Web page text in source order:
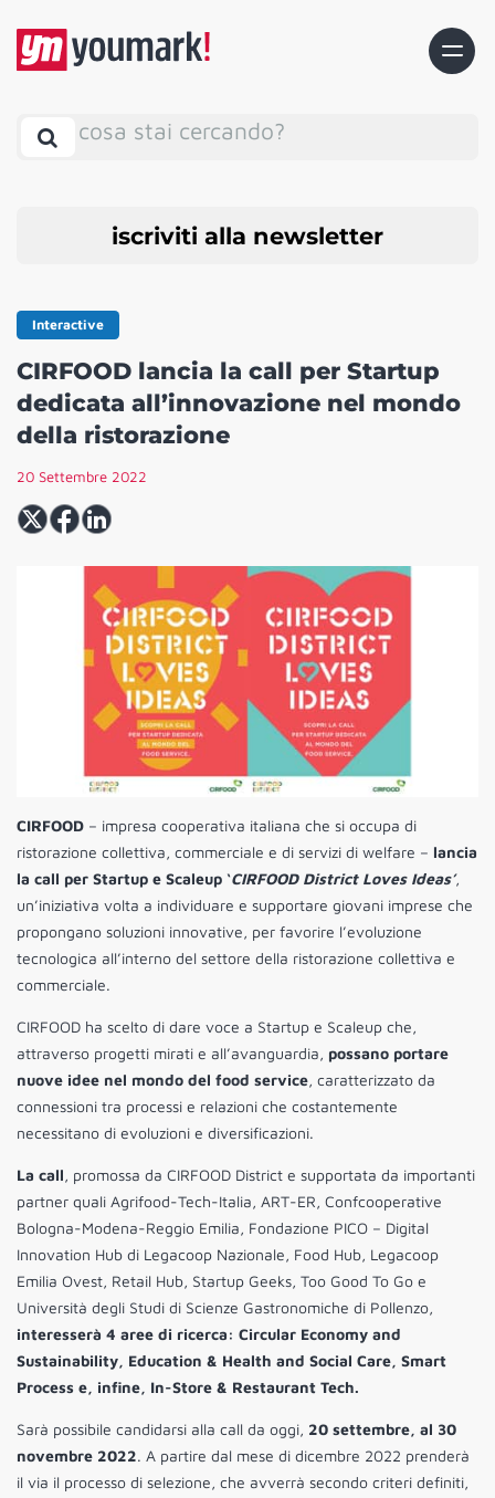
cosa stai cercando?
iscriviti alla newsletter
Interactive
CIRFOOD lancia la call per Startup
dedicata all’innovazione nel mondo
della ristorazione
20 Settembre 2022
CIRFOOD – impresa cooperativa italiana che si occupa di
ristorazione collettiva, commerciale e di servizi di welfare – lancia
la call per Startup e Scaleup ‘CIRFOOD District Loves Ideas’,
un’iniziativa volta a individuare e supportare giovani imprese che
propongano soluzioni innovative, per favorire l’evoluzione
tecnologica all’interno del settore della ristorazione collettiva e
commerciale.
CIRFOOD ha scelto di dare voce a Startup e Scaleup che,
attraverso progetti mirati e all’avanguardia, possano portare
nuove idee nel mondo del food service, caratterizzato da
connessioni tra processi e relazioni che costantemente
necessitano di evoluzioni e diversificazioni.
La call, promossa da CIRFOOD District e supportata da importanti
partner quali Agrifood-Tech-Italia, ART-ER, Confcooperative
Bologna-Modena-Reggio Emilia, Fondazione PICO – Digital
Innovation Hub di Legacoop Nazionale, Food Hub, Legacoop
Emilia Ovest, Retail Hub, Startup Geeks, Too Good To Go e
Università degli Studi di Scienze Gastronomiche di Pollenzo,
interesserà 4 aree di ricerca: Circular Economy and
Sustainability, Education & Health and Social Care, Smart
Process e, infine, In-Store & Restaurant Tech.
Sarà possibile candidarsi alla call da oggi, 20 settembre, al 30
novembre 2022. A partire dal mese di dicembre 2022 prenderà
il via il processo di selezione, che avverrà secondo criteri definiti,